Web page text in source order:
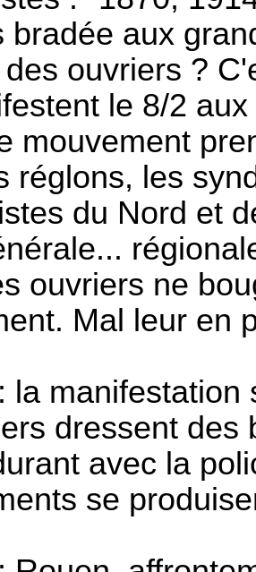
bradée aux
ouvriers ?
le 8/2
mouvement
réglons, les
du Nord et
ouvriers ne
Mal leur en
la
dressent des
avec la
se